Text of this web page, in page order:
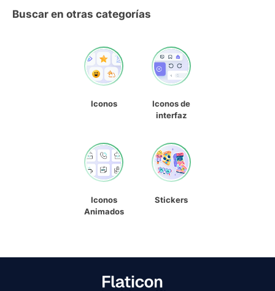
Buscar en otras categorías
Iconos
Iconos de
interfaz
Iconos
Animados
Stickers